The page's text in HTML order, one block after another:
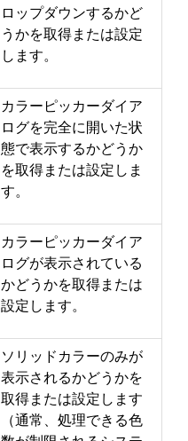
ロップダウンするかど
うかを取得または設定
します。
カラーピッカーダイア
ログを完全に開いた状
態で表示するかどうか
を取得または設定しま
す。
カラーピッカーダイア
ログが表示されている
かどうかを取得または
設定します。
ソリッドカラーのみが
表示されるかどうかを
取得または設定します
（通常、処理できる色